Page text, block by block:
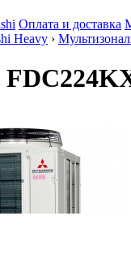
Оплата и доставка
Heavy ›